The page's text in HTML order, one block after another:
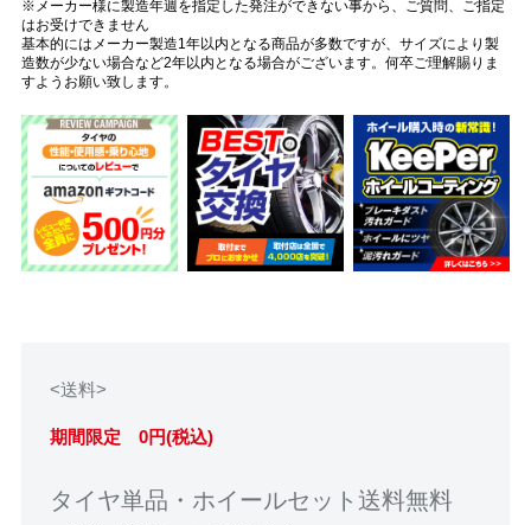
※メーカー様に製造年週を指定した発注ができない事から、ご質問、ご指定
はお受けできません
基本的にはメーカー製造1年以内となる商品が多数ですが、サイズにより製
造数が少ない場合など2年以内となる場合がございます。何卒ご理解賜りま
すようお願い致します。
<送料>
期間限定 0円(税込)
タイヤ単品・ホイールセット送料無料